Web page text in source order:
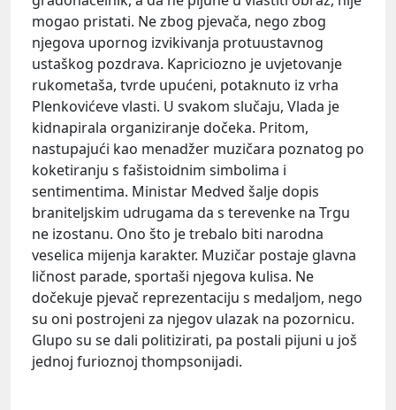
mogao pristati. Ne zbog pjevača, nego zbog
njegova upornog izvikivanja protuustavnog
ustaškog pozdrava. Kapriciozno je uvjetovanje
rukometaša, tvrde upućeni, potaknuto iz vrha
Plenkovićeve vlasti. U svakom slučaju, Vlada je
kidnapirala organiziranje dočeka. Pritom,
nastupajući kao menadžer muzičara poznatog po
koketiranju s fašistoidnim simbolima i
sentimentima. Ministar Medved šalje dopis
braniteljskim udrugama da s terevenke na Trgu
ne izostanu. Ono što je trebalo biti narodna
veselica mijenja karakter. Muzičar postaje glavna
ličnost parade, sportaši njegova kulisa. Ne
dočekuje pjevač reprezentaciju s medaljom, nego
su oni postrojeni za njegov ulazak na pozornicu.
Glupo su se dali politizirati, pa postali pijuni u još
jednoj furioznoj thompsonijadi.